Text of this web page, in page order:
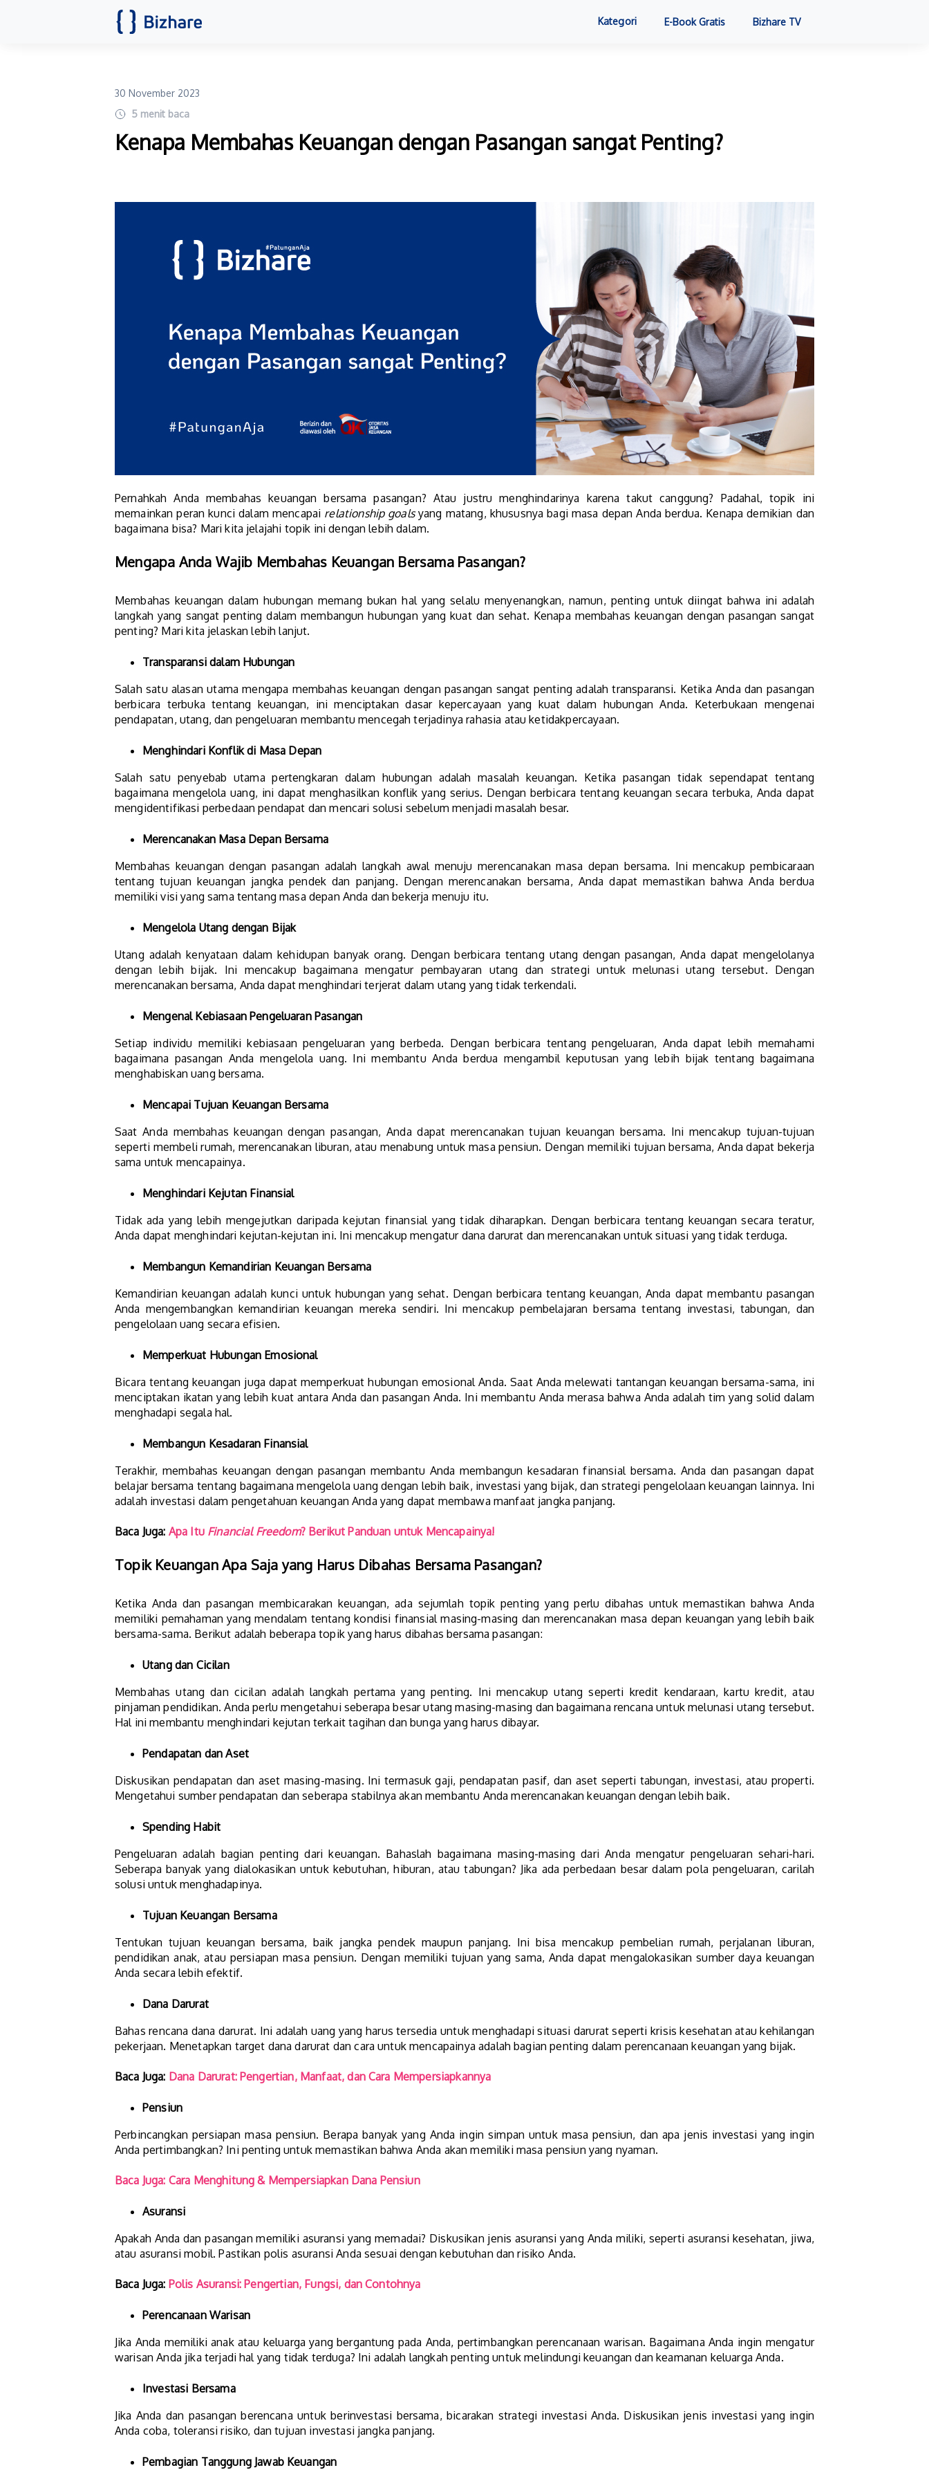
Kategori E-Book Gratis Bizhare TV
30 November 2023
5 menit baca
Kenapa Membahas Keuangan dengan Pasangan sangat Penting?
Pernahkah Anda membahas keuangan bersama pasangan? Atau justru menghindarinya karena takut canggung? Padahal, topik ini
memainkan peran kunci dalam mencapai relationship goalsyang matang, khususnya bagi masa depan Anda berdua. Kenapa demikian dan
bagaimana bisa? Mari kita jelajahi topik ini dengan lebih dalam.
Mengapa Anda Wajib Membahas Keuangan Bersama Pasangan?
Membahas keuangan dalam hubungan memang bukan hal yang selalu menyenangkan, namun, penting untuk diingat bahwa ini adalah
langkah yang sangat penting dalam membangun hubungan yang kuat dan sehat. Kenapa membahas keuangan dengan pasangan sangat
penting? Mari kita jelaskan lebih lanjut.
Transparansi dalam Hubungan
Salah satu alasan utama mengapa membahas keuangan dengan pasangan sangat penting adalah transparansi. Ketika Anda dan pasangan
berbicara terbuka tentang keuangan, ini menciptakan dasar kepercayaan yang kuat dalam hubungan Anda. Keterbukaan mengenai
pendapatan, utang, dan pengeluaran membantu mencegah terjadinya rahasia atau ketidakpercayaan.
Menghindari Konflik di Masa Depan
Salah satu penyebab utama pertengkaran dalam hubungan adalah masalah keuangan. Ketika pasangan tidak sependapat tentang
bagaimana mengelola uang, ini dapat menghasilkan konflik yang serius. Dengan berbicara tentang keuangan secara terbuka, Anda dapat
mengidentifikasi perbedaan pendapat dan mencari solusi sebelum menjadi masalah besar.
Merencanakan Masa Depan Bersama
Membahas keuangan dengan pasangan adalah langkah awal menuju merencanakan masa depan bersama. Ini mencakup pembicaraan
tentang tujuan keuangan jangka pendek dan panjang. Dengan merencanakan bersama, Anda dapat memastikan bahwa Anda berdua
memiliki visi yang sama tentang masa depan Anda dan bekerja menuju itu.
Mengelola Utang dengan Bijak
Utang adalah kenyataan dalam kehidupan banyak orang. Dengan berbicara tentang utang dengan pasangan, Anda dapat mengelolanya
dengan lebih bijak. Ini mencakup bagaimana mengatur pembayaran utang dan strategi untuk melunasi utang tersebut. Dengan
merencanakan bersama, Anda dapat menghindari terjerat dalam utang yang tidak terkendali.
Mengenal Kebiasaan Pengeluaran Pasangan
Setiap individu memiliki kebiasaan pengeluaran yang berbeda. Dengan berbicara tentang pengeluaran, Anda dapat lebih memahami
bagaimana pasangan Anda mengelola uang. Ini membantu Anda berdua mengambil keputusan yang lebih bijak tentang bagaimana
menghabiskan uang bersama.
Mencapai Tujuan Keuangan Bersama
Saat Anda membahas keuangan dengan pasangan, Anda dapat merencanakan tujuan keuangan bersama. Ini mencakup tujuan-tujuan
seperti membeli rumah, merencanakan liburan, atau menabung untuk masa pensiun. Dengan memiliki tujuan bersama, Anda dapat bekerja
sama untuk mencapainya.
Menghindari Kejutan Finansial
Tidak ada yang lebih mengejutkan daripada kejutan finansial yang tidak diharapkan. Dengan berbicara tentang keuangan secara teratur,
Anda dapat menghindari kejutan-kejutan ini. Ini mencakup mengatur dana darurat dan merencanakan untuk situasi yang tidak terduga.
Membangun Kemandirian Keuangan Bersama
Kemandirian keuangan adalah kunci untuk hubungan yang sehat. Dengan berbicara tentang keuangan, Anda dapat membantu pasangan
Anda mengembangkan kemandirian keuangan mereka sendiri. Ini mencakup pembelajaran bersama tentang investasi, tabungan, dan
pengelolaan uang secara efisien.
Memperkuat Hubungan Emosional
Bicara tentang keuangan juga dapat memperkuat hubungan emosional Anda. Saat Anda melewati tantangan keuangan bersama-sama, ini
menciptakan ikatan yang lebih kuat antara Anda dan pasangan Anda. Ini membantu Anda merasa bahwa Anda adalah tim yang solid dalam
menghadapi segala hal.
Membangun Kesadaran Finansial
Terakhir, membahas keuangan dengan pasangan membantu Anda membangun kesadaran finansial bersama. Anda dan pasangan dapat
belajar bersama tentang bagaimana mengelola uang dengan lebih baik, investasi yang bijak, dan strategi pengelolaan keuangan lainnya. Ini
adalah investasi dalam pengetahuan keuangan Anda yang dapat membawa manfaat jangka panjang.
Baca Juga: Apa Itu Financial Freedom? Berikut Panduan untuk Mencapainya!
Topik Keuangan Apa Saja yang Harus Dibahas Bersama Pasangan?
Ketika Anda dan pasangan membicarakan keuangan, ada sejumlah topik penting yang perlu dibahas untuk memastikan bahwa Anda
memiliki pemahaman yang mendalam tentang kondisi finansial masing-masing dan merencanakan masa depan keuangan yang lebih baik
bersama-sama. Berikut adalah beberapa topik yang harus dibahas bersama pasangan:
Utang dan Cicilan
Membahas utang dan cicilan adalah langkah pertama yang penting. Ini mencakup utang seperti kredit kendaraan, kartu kredit, atau
pinjaman pendidikan. Anda perlu mengetahui seberapa besar utang masing-masing dan bagaimana rencana untuk melunasi utang tersebut.
Hal ini membantu menghindari kejutan terkait tagihan dan bunga yang harus dibayar.
Pendapatan dan Aset
Diskusikan pendapatan dan aset masing-masing. Ini termasuk gaji, pendapatan pasif, dan aset seperti tabungan, investasi, atau properti.
Mengetahui sumber pendapatan dan seberapa stabilnya akan membantu Anda merencanakan keuangan dengan lebih baik.
Spending Habit
Pengeluaran adalah bagian penting dari keuangan. Bahaslah bagaimana masing-masing dari Anda mengatur pengeluaran sehari-hari.
Seberapa banyak yang dialokasikan untuk kebutuhan, hiburan, atau tabungan? Jika ada perbedaan besar dalam pola pengeluaran, carilah
solusi untuk menghadapinya.
Tujuan Keuangan Bersama
Tentukan tujuan keuangan bersama, baik jangka pendek maupun panjang. Ini bisa mencakup pembelian rumah, perjalanan liburan,
pendidikan anak, atau persiapan masa pensiun. Dengan memiliki tujuan yang sama, Anda dapat mengalokasikan sumber daya keuangan
Anda secara lebih efektif.
Dana Darurat
Bahas rencana dana darurat. Ini adalah uang yang harus tersedia untuk menghadapi situasi darurat seperti krisis kesehatan atau kehilangan
pekerjaan. Menetapkan target dana darurat dan cara untuk mencapainya adalah bagian penting dalam perencanaan keuangan yang bijak.
Baca Juga: Dana Darurat: Pengertian, Manfaat, dan Cara Mempersiapkannya
Pensiun
Perbincangkan persiapan masa pensiun. Berapa banyak yang Anda ingin simpan untuk masa pensiun, dan apa jenis investasi yang ingin
Anda pertimbangkan? Ini penting untuk memastikan bahwa Anda akan memiliki masa pensiun yang nyaman.
Baca Juga: Cara Menghitung & Mempersiapkan Dana Pensiun
Asuransi
Apakah Anda dan pasangan memiliki asuransi yang memadai? Diskusikan jenis asuransi yang Anda miliki, seperti asuransi kesehatan, jiwa,
atau asuransi mobil. Pastikan polis asuransi Anda sesuai dengan kebutuhan dan risiko Anda.
Baca Juga: Polis Asuransi: Pengertian, Fungsi, dan Contohnya
Perencanaan Warisan
Jika Anda memiliki anak atau keluarga yang bergantung pada Anda, pertimbangkan perencanaan warisan. Bagaimana Anda ingin mengatur
warisan Anda jika terjadi hal yang tidak terduga? Ini adalah langkah penting untuk melindungi keuangan dan keamanan keluarga Anda.
Investasi Bersama
Jika Anda dan pasangan berencana untuk berinvestasi bersama, bicarakan strategi investasi Anda. Diskusikan jenis investasi yang ingin
Anda coba, toleransi risiko, dan tujuan investasi jangka panjang.
Pembagian Tanggung Jawab Keuangan